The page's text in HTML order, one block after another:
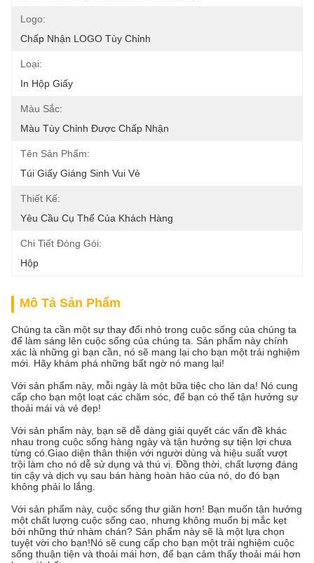
Logo:
Chấp Nhận LOGO Tùy Chỉnh
Loại:
In Hộp Giấy
Màu Sắc:
Màu Tùy Chỉnh Được Chấp Nhận
Tên Sản Phẩm:
Túi Giấy Giáng Sinh Vui Vẻ
Thiết Kế:
Yêu Cầu Cụ Thể Của Khách Hàng
Chi Tiết Đóng Gói:
Hộp
Mô Tả Sản Phẩm
Chúng ta cần một sự thay đổi nhỏ trong cuộc sống của chúng ta
để làm sáng lên cuộc sống của chúng ta. Sản phẩm này chính
xác là những gì bạn cần, nó sẽ mang lại cho bạn một trải nghiệm
mới. Hãy khám phá những bất ngờ nó mang lại!
Với sản phẩm này, mỗi ngày là một bữa tiệc cho làn da! Nó cung
cấp cho bạn một loạt các chăm sóc, để bạn có thể tận hưởng sự
thoải mái và vẻ đẹp!
Với sản phẩm này, bạn sẽ dễ dàng giải quyết các vấn đề khác
nhau trong cuộc sống hàng ngày và tận hưởng sự tiện lợi chưa
từng có.Giao diện thân thiện với người dùng và hiệu suất vượt
trội làm cho nó dễ sử dụng và thú vị. Đồng thời, chất lượng đáng
tin cậy và dịch vụ sau bán hàng hoàn hảo của nó, do đó bạn
không phải lo lắng.
Với sản phẩm này, cuộc sống thư giãn hơn! Bạn muốn tận hưởng
một chất lượng cuộc sống cao, nhưng không muốn bị mắc kẹt
bởi những thứ nhàm chán? Sản phẩm này sẽ là một lựa chọn
tuyệt vời cho bạn!Nó sẽ cung cấp cho bạn một trải nghiệm cuộc
sống thuận tiện và thoải mái hơn, để bạn cảm thấy thoải mái hơn